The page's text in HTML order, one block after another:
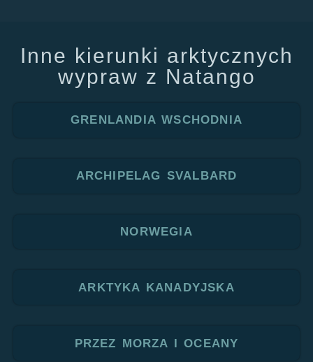
Inne kierunki arktycznych
wypraw z Natango
GRENLANDIA WSCHODNIA
ARCHIPELAG SVALBARD
NORWEGIA
ARKTYKA KANADYJSKA
PRZEZ MORZA I OCEANY